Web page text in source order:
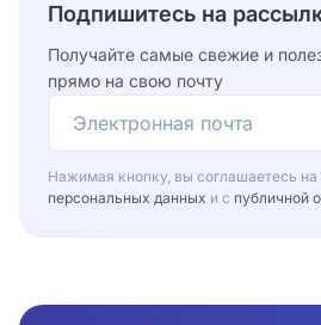
Подпишитесь на
Получайте самые свежие и
прямо на свою почту
Нажимая кнопку, вы соглашаетесь на
персональных данных и с публичной